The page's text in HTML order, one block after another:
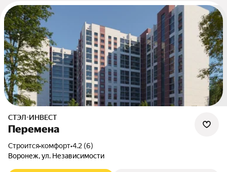
СТЭЛ-ИНВЕСТ
Перемена
Строится•комфорт•4.2 (6)
Воронеж, ул. Независимости